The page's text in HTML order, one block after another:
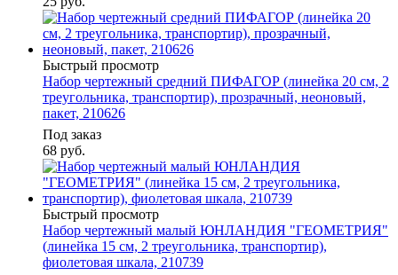
Быстрый просмотр
Набор чертежный средний ПИФАГОР (линейка 20 см, 2
треугольника, транспортир), прозрачный, неоновый,
пакет, 210626
Под заказ
68 руб.
Быстрый просмотр
Набор чертежный малый ЮНЛАНДИЯ "ГЕОМЕТРИЯ"
(линейка 15 см, 2 треугольника, транспортир),
фиолетовая шкала, 210739